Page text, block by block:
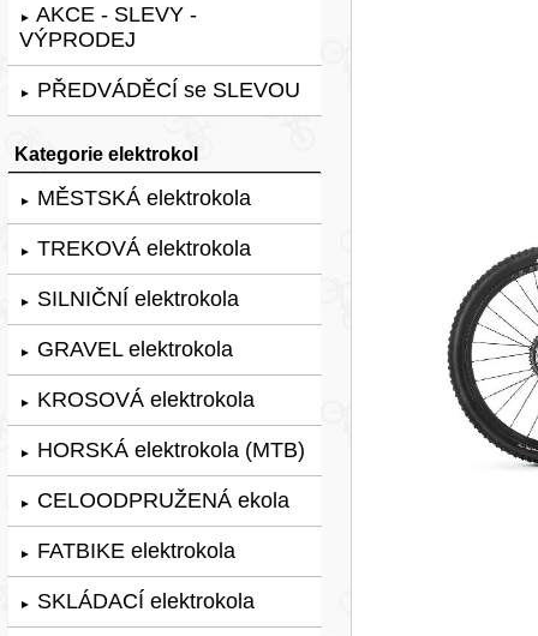
► AKCE - SLEVY -
VÝPRODEJ
► PŘEDVÁDĚCÍ se SLEVOU
Kategorie elektrokol
► MĚSTSKÁ elektrokola
► TREKOVÁ elektrokola
► SILNIČNÍ elektrokola
► GRAVEL elektrokola
► KROSOVÁ elektrokola
► HORSKÁ elektrokola (MTB)
► CELOODPRUŽENÁ ekola
► FATBIKE elektrokola
► SKLÁDACÍ elektrokola